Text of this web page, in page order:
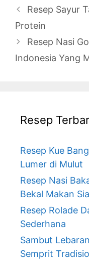
Resep Sayur
Protein
Resep Nasi
Indonesia Yang
Resep
Resep Kue
Lumer di Mulut
Resep Nasi
Bekal Makan
Resep Rolade
Sederhana
Sambut
Semprit